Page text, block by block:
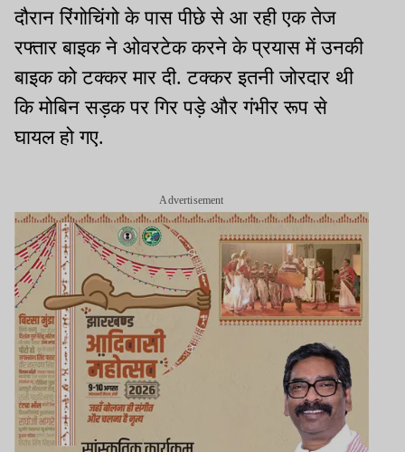
दौरान रिंगोचिंगो के पास पीछे से आ रही एक तेज
रफ्तार बाइक ने ओवरटेक करने के प्रयास में उनकी
बाइक को टक्कर मार दी. टक्कर इतनी जोरदार थी
कि मोबिन सड़क पर गिर पड़े और गंभीर रूप से
घायल हो गए.
Advertisement